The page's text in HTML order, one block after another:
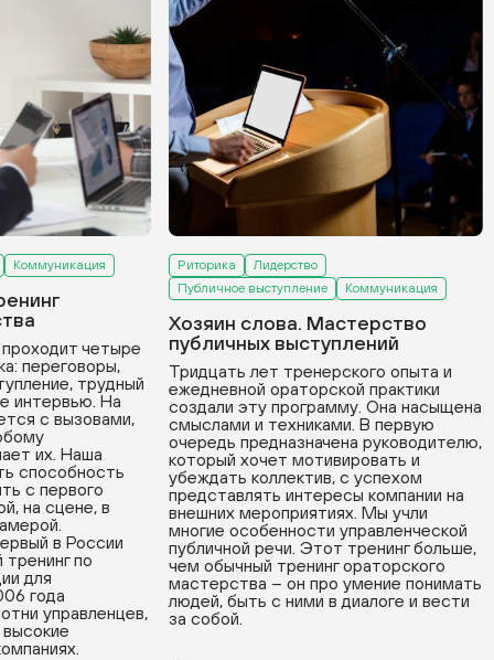
четыре
трудный
На
с вызовами,
их. Наша
первого
сцене, в
в России
по
года
управленцев,
Риторика
Лидерство
Публичное выступление
Коммуникация
Хозяин слова. Мастерство
публичных выступлений
Тридцать лет тренерского опыта и
ежедневной ораторской практики
создали эту программу. Она насыщена
смыслами и техниками. В первую
очередь предназначена руководителю,
который хочет мотивировать и
убеждать коллектив, с успехом
представлять интересы компании на
внешних мероприятиях. Мы учли
многие особенности управленческой
публичной речи. Этот тренинг больше,
чем обычный тренинг ораторского
мастерства – он про умение понимать
людей, быть с ними в диалоге и вести
за собой.